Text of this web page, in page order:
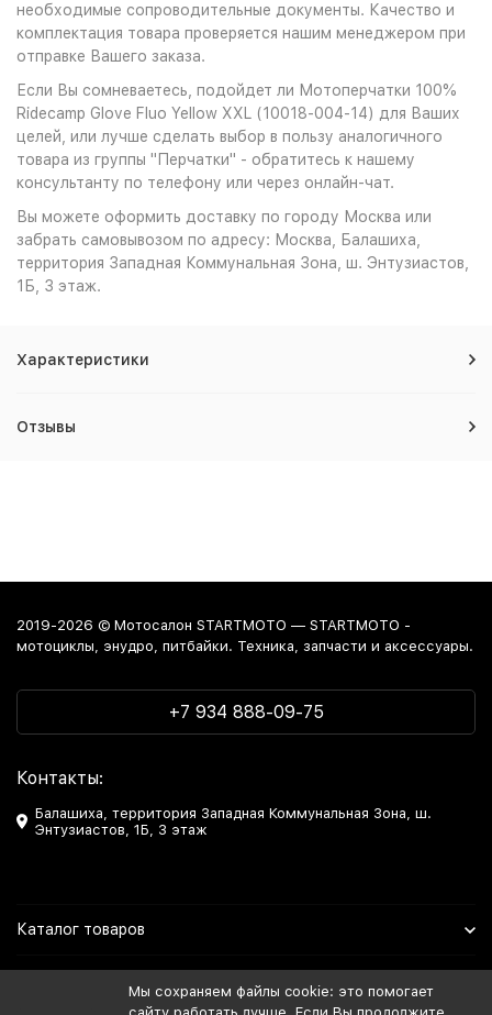
необходимые сопроводительные документы. Качество и
комплектация товара проверяется нашим менеджером при
отправке Вашего заказа.
Если Вы сомневаетесь, подойдет ли Мотоперчатки 100%
Ridecamp Glove Fluo Yellow XXL (10018-004-14) для Ваших
целей, или лучше сделать выбор в пользу аналогичного
товара из группы "Перчатки" - обратитесь к нашему
консультанту по телефону или через онлайн-чат.
Вы можете оформить доставку по городу Москва или
забрать самовывозом по адресу: Москва, Балашиха,
территория Западная Коммунальная Зона, ш. Энтузиастов,
1Б, 3 этаж.
Характеристики
Отзывы
2019-2026 © Мотосалон STARTMOTO — STARTMOTO -
мотоциклы, энудро, питбайки. Техника, запчасти и аксессуары.
+7 934 888-09-75
Контакты:
Балашиха, территория Западная Коммунальная Зона, ш.
Энтузиастов, 1Б, 3 этаж
Каталог товаров
Мы сохраняем файлы cookie: это помогает